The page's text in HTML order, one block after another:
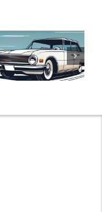
Kfz-
Die besten
Angebote im